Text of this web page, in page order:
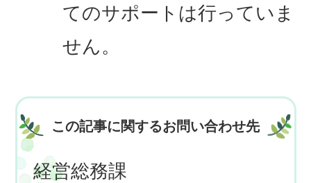
てのサポートは行っていま
せん。
この記事に関するお問い合わせ先
経営総務課